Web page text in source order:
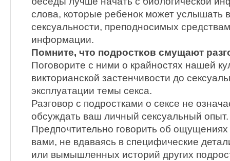
слова, которые ребенок может услышать
сексуальности, преподносимых
информации.
Помните, что подростков смущают
Поговорите с ними о крайностях нашей
викторианской застенчивости до
эксплуатации темы секса.
Разговор с подростками о сексе не
обсуждать ваш личный сексуальный
Предпочтительно говорить об
вами, не вдаваясь в специфические
или вымышленных историй других